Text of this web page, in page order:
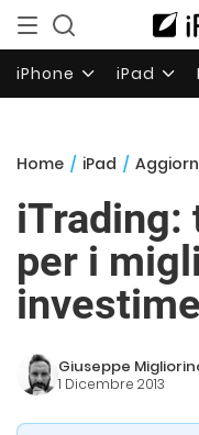
iPhone iPad
Home / iPad /
per i
Giuseppe
1 Dicembre 2013